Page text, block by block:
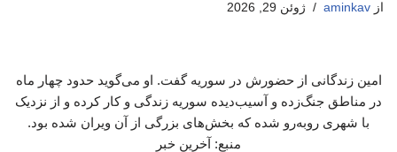
از aminkav ژوئن 29, 2026
امین زندگانی از حضورش در سوریه گفت. او می‌گوید حدود چهار ماه
در مناطق جنگ‌زده و آسیب‌دیده سوریه زندگی و کار کرده و از نزدیک
با شهری روبه‌رو شده که بخش‌های بزرگی از آن ویران شده بود.
منبع: آخرین خبر